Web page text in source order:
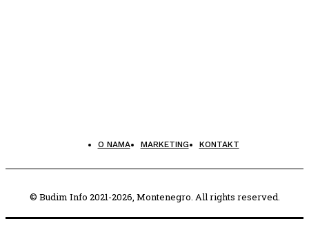
O NAMA MARKETING KONTAKT
© Budim Info 2021-2026, Montenegro. All rights reserved.